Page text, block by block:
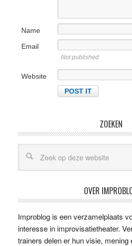
Name
Email
Not published
Website
ZOEKEN
OVER
Improblog is een verzamelplaats
interesse in improvisatietheater.
trainers delen er hun visie, mening